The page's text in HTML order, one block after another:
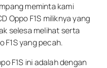
meminta kami
Oppo F1S miliknya yang
selesa melihat serta
F1S yang pecah.
F1S ini adalah dengan